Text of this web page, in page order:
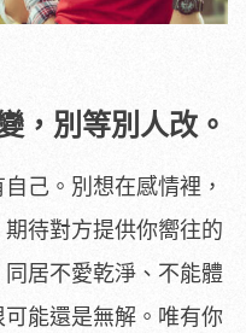
，別等別人改。
己。別想在感情裡，
待對方提供你嚮往的
居不愛乾淨、不能體
能還是無解。唯有你